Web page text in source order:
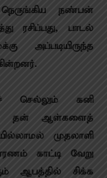
நண்பன்
ரசிப்பது, பாடல்
அப்படியிருந்த
செல்லும் கனி
தன் ஆள்களைத்
முதலாளி
காட்டி வேறு
ஆபத்தில் சிக்க